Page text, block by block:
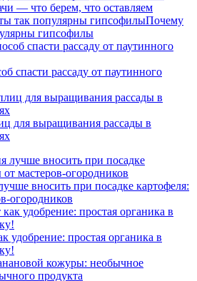
— что берем, что оставляем
Почему
гипсофилы
спасти рассаду от паутинного
для выращивания рассады в
вносить при посадке картофеля:
огородников
удобрение: простая органика в